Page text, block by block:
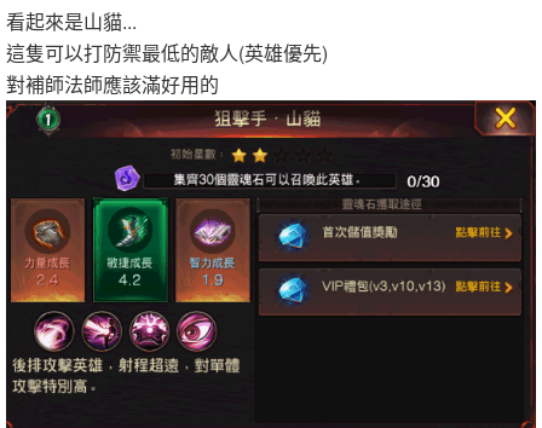
看起來是山貓...
這隻可以打防禦最低的敵人(英雄優先)
對補師法師應該滿好用的